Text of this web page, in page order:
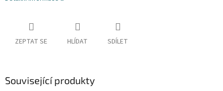
ZEPTAT SE HLÍDAT SDÍLET
Související produkty